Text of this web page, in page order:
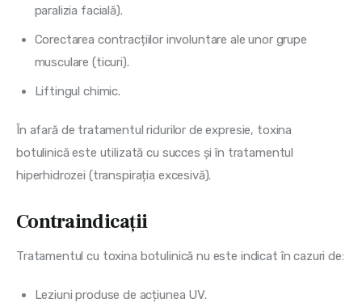
paralizia facială).
Corectarea contracțiilor involuntare ale unor grupe
musculare (ticuri).
Liftingul chimic.
În afară de tratamentul ridurilor de expresie, toxina
botulinică este utilizată cu succes și în tratamentul
hiperhidrozei (transpirația excesivă).
Contraindicații
Tratamentul cu toxina botulinică nu este indicat în cazuri de:
Leziuni produse de acțiunea UV.